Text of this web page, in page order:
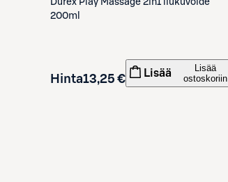
Durex Play Massage 2in1 liukuvoide
200ml
Hinta13,25 € Lisää
Lisää
ostoskoriin